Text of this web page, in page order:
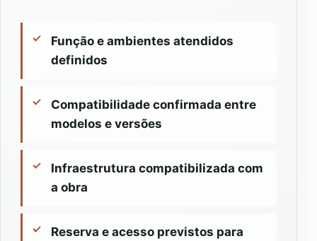
Função e ambientes atendidos
definidos
Compatibilidade confirmada entre
modelos e versões
Infraestrutura compatibilizada com
a obra
Reserva e acesso previstos para